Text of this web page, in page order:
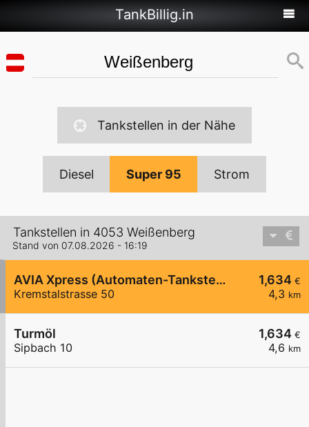
TankBillig.in
Tankstellen in der Nähe
Diesel Super 95 Strom
Tankstellen in 4053 Weißenberg
Stand von 07.08.2026 - 16:19
1,634 €
4,3 km
AVIA Xpress (Automaten-Tankstelle)
Kremstalstrasse 50
1,634 €
4,6 km
Turmöl
Sipbach 10